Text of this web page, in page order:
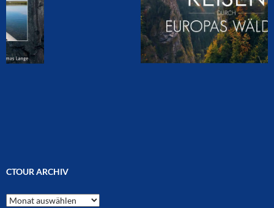
CTOUR ARCHIV
CTOUR